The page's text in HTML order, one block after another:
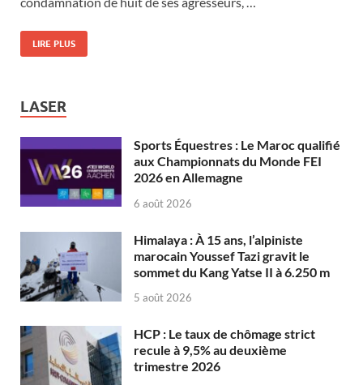
LIRE PLUS
LASER
Sports Équestres : Le Maroc qualifié
aux Championnats du Monde FEI
2026 en Allemagne
6 août 2026
Himalaya : À 15 ans, l’alpiniste
marocain Youssef Tazi gravit le
sommet du Kang Yatse II à 6.250 m
5 août 2026
HCP : Le taux de chômage strict
recule à 9,5% au deuxième
trimestre 2026